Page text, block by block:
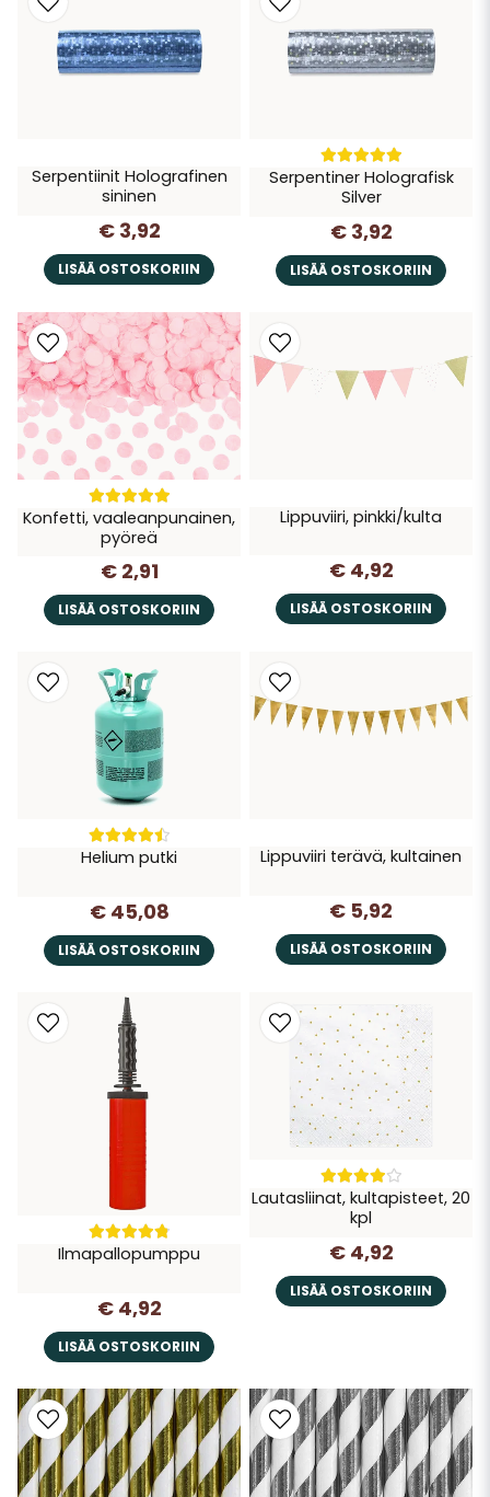
Serpentiinit Holografinen
sininen
€ 3,92
LISÄÄ OSTOSKORIIN
Serpentiner Holografisk
Silver
€ 3,92
LISÄÄ OSTOSKORIIN
Konfetti, vaaleanpunainen,
pyöreä
€ 2,91
LISÄÄ OSTOSKORIIN
Lippuviiri, pinkki/kulta
€ 4,92
LISÄÄ OSTOSKORIIN
Helium putki
€ 45,08
LISÄÄ OSTOSKORIIN
Lippuviiri terävä, kultainen
€ 5,92
LISÄÄ OSTOSKORIIN
Ilmapallopumppu
€ 4,92
LISÄÄ OSTOSKORIIN
Lautasliinat, kultapisteet, 20
kpl
€ 4,92
LISÄÄ OSTOSKORIIN